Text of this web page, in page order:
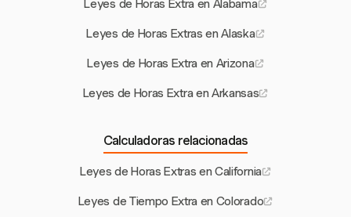
Leyes de Horas Extra en Alabama
Leyes de Horas Extras en Alaska
Leyes de Horas Extra en Arizona
Leyes de Horas Extra en Arkansas
Calculadoras relacionadas
Leyes de Horas Extras en California
Leyes de Tiempo Extra en Colorado